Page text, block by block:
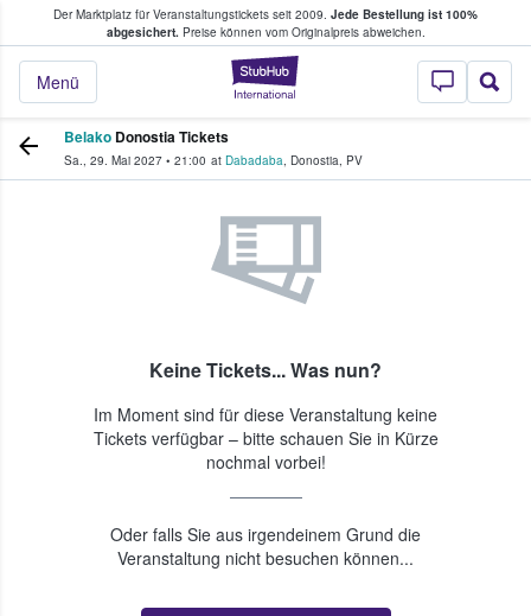
Der Marktplatz für Veranstaltungstickets seit 2009. Jede Bestellung ist 100%
abgesichert.Preise können vom Originalpreis abweichen.
StubHub - Wo
Menü
Tickets kaufen & verkaufen
Belako Donostia Tickets
Sa., 29. Mai 2027 • 21:00 at Dabadaba, Donostia, PV
Keine Tickets... Was nun?
Im Moment sind für diese Veranstaltung keine
Tickets verfügbar – bitte schauen Sie in Kürze
nochmal vorbei!
Oder falls Sie aus irgendeinem Grund die
Veranstaltung nicht besuchen können...